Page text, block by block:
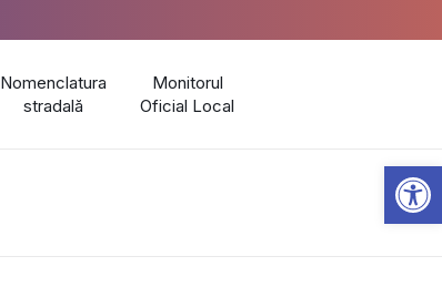
Nomenclatura
stradală
Monitorul
Oficial Local